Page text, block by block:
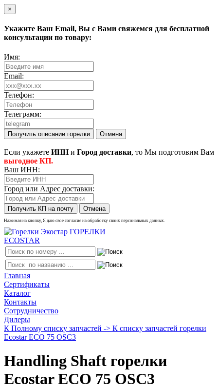
×
Укажите Ваш Email, Вы с Вами свяжемся для бесплатной
консультации по товару:
Имя:
Email:
Телефон:
Телеграмм:
Получить описание горелки Отмена
Eсли укажете ИННи Город доставки, то Мы подготовим Вам
выгодное КП.
Ваш ИНН:
Город или Адрес доставки:
Получить КП на почту Отмена
Нажимая на кнопку, Я даю свое согласие на обработку своих персональных данных.
ГОРЕЛКИ
ECOSTAR
Главная
Сертификаты
Каталог
Контакты
Сотрудничество
Дилеры
К Полному списку запчастей -> К списку запчастей горелки
Ecostar ECO 75 OSC3
Handling Shaft горелки
Ecostar ECO 75 OSC3